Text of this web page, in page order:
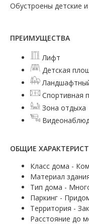
Обустроены детские
ПРЕИМУЩЕСТВА
Лифт
Детская
Спортивная
Зона отдыха
ОБЩИЕ
Класс дома -
Материал
Тип дома -
Паркинг -
Территория -
Расстояние до